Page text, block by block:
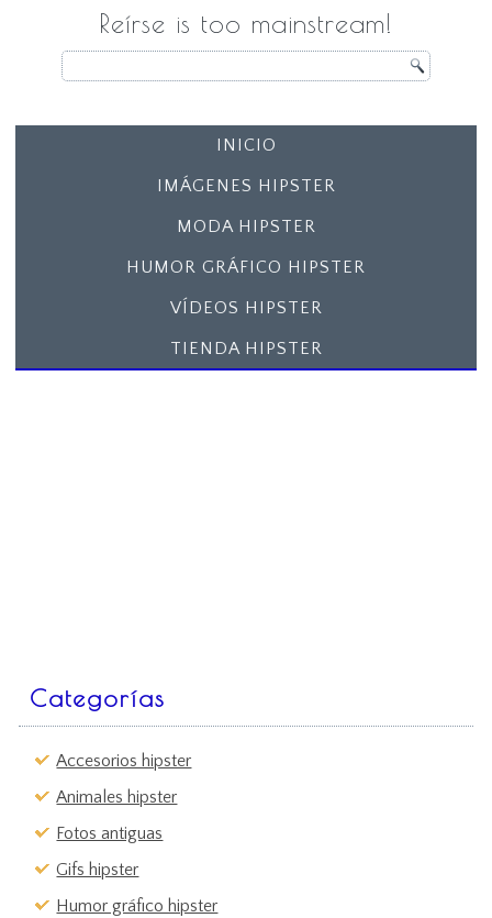
Reírse is too mainstream!
INICIO
IMÁGENES HIPSTER
MODA HIPSTER
HUMOR GRÁFICO HIPSTER
VÍDEOS HIPSTER
TIENDA HIPSTER
Categorías
Accesorios hipster
Animales hipster
Fotos antiguas
Gifs hipster
Humor gráfico hipster